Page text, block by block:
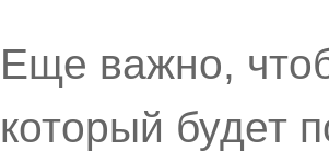
Еще важно,
который будет